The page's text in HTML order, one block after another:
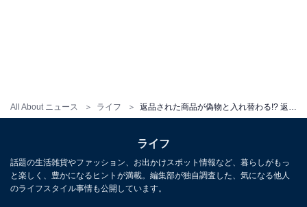
All About ニュース ライフ
ライフ
話題の生活雑貨やファッション、お出かけスポット情報など、暮らしがもっ
と楽しく、豊かになるヒントが満載。編集部が独自調査した、気になる他人
のライフスタイル事情も公開しています。